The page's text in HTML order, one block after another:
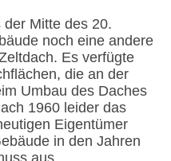
Mitte des 20.
noch eine andere
Es verfügte
die an der
Umbau des Daches
1960 leider das
Eigentümer
in den Jahren